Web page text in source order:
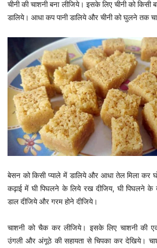
चीनी की चाशनी बना लीजिये। इसके लिए चीनी को किसी
डालिये। आधा कप पानी डालिये और चीनी को घुलने तक
बेसन को किसी प्याले में डालिये और आधा तेल मिला कर
कढ़ाई में घी पिघलने के लिये रख दीजिय, घी पिघलने के
डाल दीजिये और गरम होने दीजिये।
चाशनी को चैक कर लीजिये। इसके लिए चाशनी की
उंगली और अंगूठे की सहायता से चिपका कर देखिये।